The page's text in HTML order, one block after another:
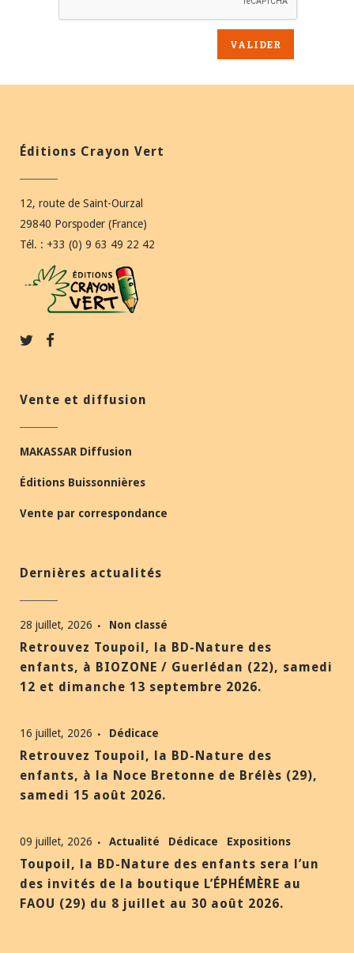
Éditions Crayon Vert
12, route de Saint-Ourzal
29840 Porspoder (France)
Tél. : +33 (0) 9 63 49 22 42
Vente et diffusion
MAKASSAR Diffusion
Éditions Buissonnières
Vente par correspondance
Dernières actualités
28 juillet, 2026 Non classé
Retrouvez Toupoil, la BD-Nature des
enfants, à BIOZONE / Guerlédan (22), samedi
12 et dimanche 13 septembre 2026.
16 juillet, 2026 Dédicace
Retrouvez Toupoil, la BD-Nature des
enfants, à la Noce Bretonne de Brélès (29),
samedi 15 août 2026.
09 juillet, 2026 Actualité Dédicace Expositions
Toupoil, la BD-Nature des enfants sera l’un
des invités de la boutique L’ÉPHÉMÈRE au
FAOU (29) du 8 juillet au 30 août 2026.